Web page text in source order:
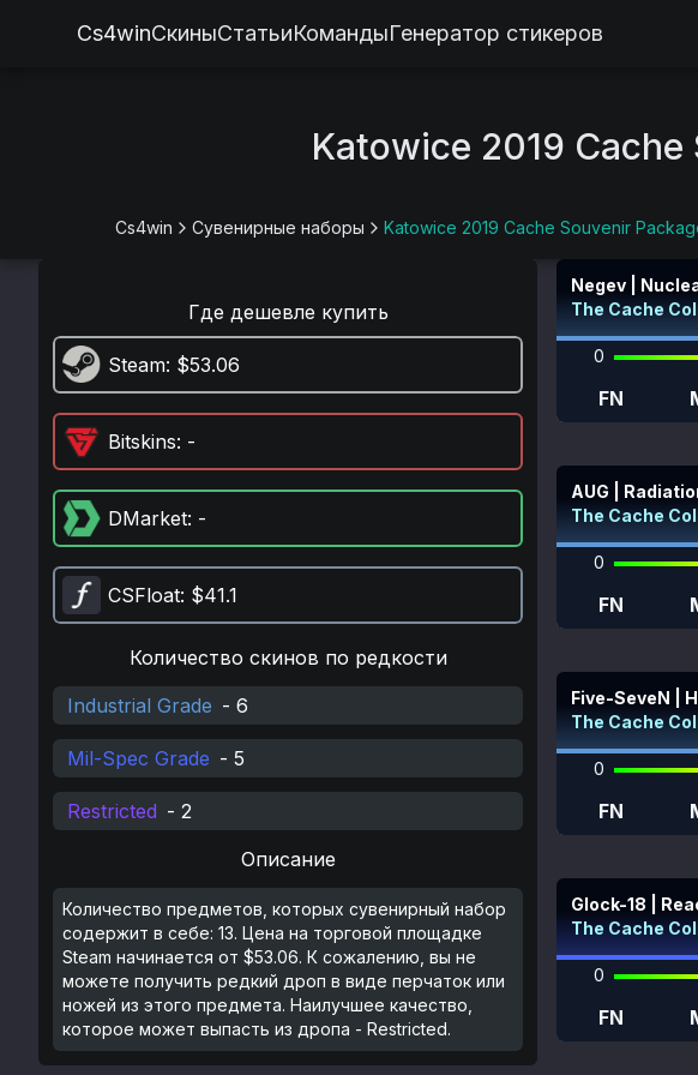
Cs4winСкиныСтатьиКомандыГенератор стикеров
Katowice 2019 Cache
Cs4win Сувенирные наборы Katowice 2019 Cache Souvenir
Где дешевле купить
Steam: $53.06
Bitskins: -
DMarket: -
CSFloat: $41.1
Количество скинов по редкости
Industrial Grade - 6
Mil-Spec Grade - 5
Restricted - 2
Описание
Количество предметов, которых сувенирный набор
содержит в себе: 13. Цена на торговой площадке
Steam начинается от $53.06. К сожалению, вы не
можете получить редкий дроп в виде перчаток или
ножей из этого предмета. Наилучшее качество,
которое может выпасть из дропа - Restricted.
Negev |
The Cache
0
FN
AUG |
The Cache
0
FN
Five-SeveN |
The Cache
0
FN
Glock-18 |
The Cache
0
FN